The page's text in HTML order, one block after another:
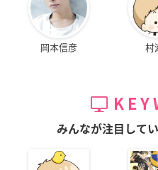
岡本信彦 村
みんなが注目して